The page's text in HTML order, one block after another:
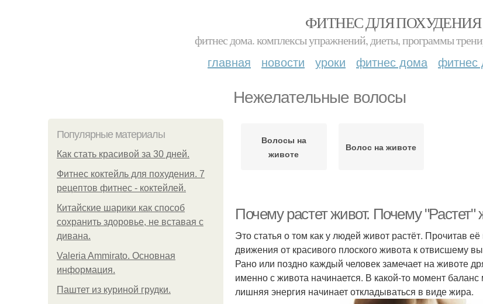
ФИТНЕС ДЛЯ ПОХУДЕНИЯ
фитнес дома. комплексы упражнений, диеты, программы
главная новости уроки фитнес дома фитнес
Нежелательные волосы
Популярные материалы
Как стать красивой за 30 дней.
Фитнес коктейль для похудения. 7
рецептов фитнес - коктейлей.
Китайские шарики как способ
сохранить здоровье, не вставая с
дивана.
Valeria Ammirato. Основная
информация.
Паштет из куриной грудки.
Волосы на
животе
Волос на животе
Почему растет живот. Почему "Растет"
Это статья о том как у людей живот растёт. Прочитав
движения от красивого плоского живота к отвисшему
Рано или поздно каждый человек замечает на животе
именно с живота начинается. В какой-то момент
лишняя энергия начинает откладываться в виде жира.